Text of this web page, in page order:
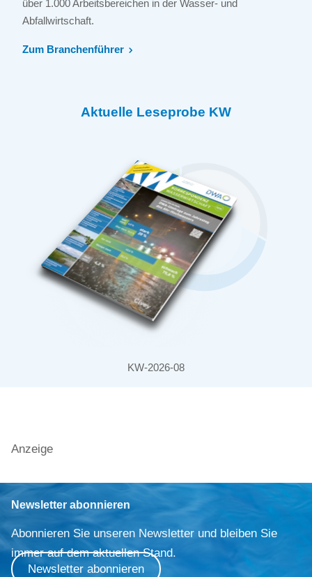
über 1.000 Arbeitsbereichen in der Wasser- und
Abfallwirtschaft.
Zum Branchenführer
Aktuelle Leseprobe KW
KW-2026-08
Anzeige
Newsletter abonnieren
Abonnieren Sie unseren Newsletter und bleiben Sie
immer auf dem aktuellen Stand.
Newsletter abonnieren